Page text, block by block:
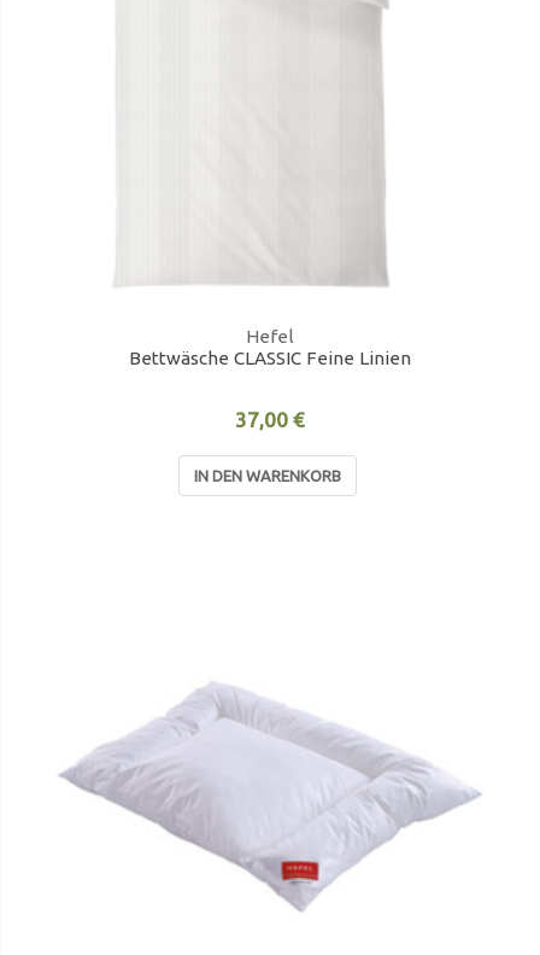
Hefel
Bettwäsche CLASSIC Feine Linien
37,00 €
IN DEN WARENKORB